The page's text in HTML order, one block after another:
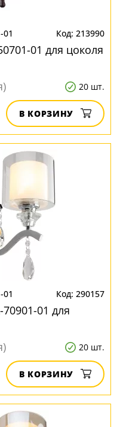
01 213990
01 для цоколя
20 шт.
В КОРЗИНУ
01 290157
01 для
20 шт.
В КОРЗИНУ